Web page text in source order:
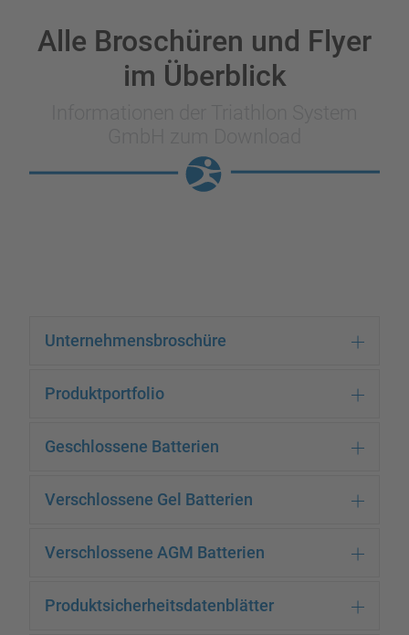
Alle Broschüren und Flyer
im Überblick
Unternehmensbroschüre
Produktportfolio
Geschlossene Batterien
Verschlossene Gel Batterien
Verschlossene AGM Batterien
Produktsicherheitsdatenblätter